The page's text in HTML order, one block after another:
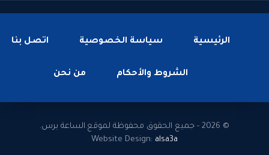
الرئيسية سياسة الخصوصية اتصل بنا
الشروط والأحكام من نحن
© 2026 - جميع الحقوق محفوظة لموقع.الساعة برس.
Website Design: alsa3a